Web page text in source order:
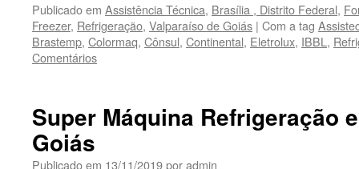
Publicado em Assistência Técnica, Brasília , Distrito Federal,
Freezer, Refrigeração, Valparaíso de Goiás | Com a tag
Brastemp, Colormaq, Cônsul, Continental, Eletrolux, IBBL ,
Comentários
Super Máquina Refrigeração
Goiás
Publicado em 13/11/2019poradmin